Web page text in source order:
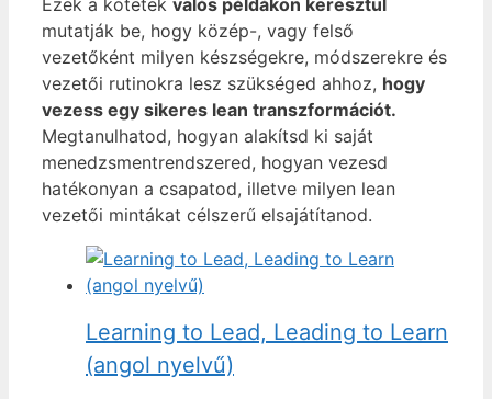
mutatják be, hogy közép-, vagy felső
vezetőként milyen készségekre, módszerekre és
vezetői rutinokra lesz szükséged ahhoz, hogy
vezess egy sikeres lean transzformációt.
Megtanulhatod, hogyan alakítsd ki saját
menedzsmentrendszered, hogyan vezesd
hatékonyan a csapatod, illetve milyen lean
vezetői mintákat célszerű elsajátítanod.
Learning to Lead, Leading to Learn
(angol nyelvű)